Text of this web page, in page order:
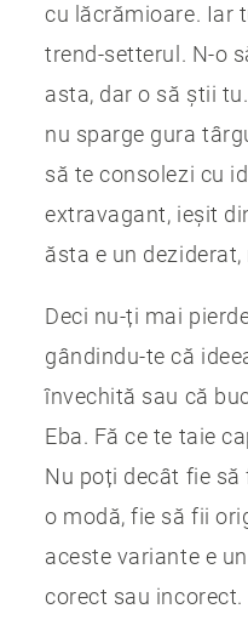
cu lăcrămioare. Iar
trend-setterul. N-o
asta, dar o să știi
nu sparge gura
să te consolezi cu
extravagant, ieșit
ăsta e un deziderat,
Deci nu-ți mai
gândindu-te că
învechită sau că
Eba. Fă ce te taie
Nu poți decât fie să
o modă, fie să fii
aceste variante e
corect sau incorect.